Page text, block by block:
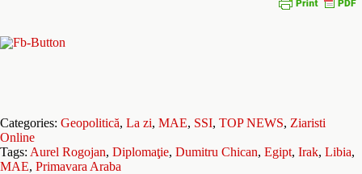
Categories: Geopolitică, La zi, MAE, SSI, TOP NEWS, Ziaristi
Online
Tags: Aurel Rogojan, Diplomaţie, Dumitru Chican, Egipt, Irak, Libia,
MAE, Primavara Araba